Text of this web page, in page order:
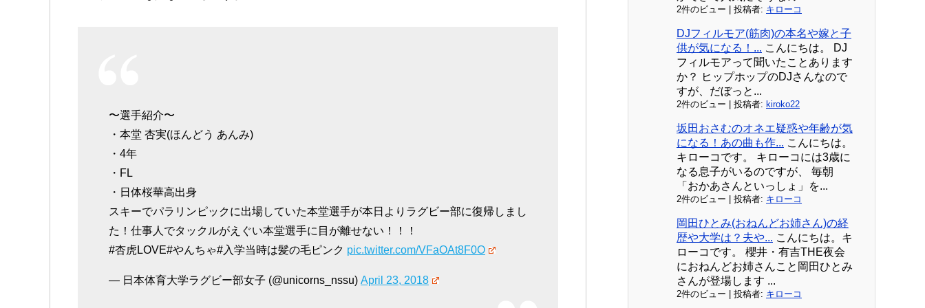
〜選手紹介〜
・本堂 杏実(ほんどう あんみ)
・4年
・FL
・日体桜華高出身
スキーでパラリンピックに出場していた本堂選手が本日よりラグビー部に復帰しまし
た！仕事人でタックルがえぐい本堂選手に目が離せない！！！
#杏虎LOVE#やんちゃ#入学当時は髪の毛ピンク pic.twitter.com/VFaOAt8F0O
— 日本体育大学ラグビー部女子 (@unicorns_nssu) April 23, 2018
2件のビュー 投稿者: キローコ
DJフィルモア(筋肉)の本名や嫁と子
供が気になる！... こんにちは。 DJ
フィルモアって聞いたことあります
か？ ヒップホップのDJさんなので
すが、だぼっと...
2件のビュー 投稿者: kiroko22
坂田おさむのオネエ疑惑や年齢が気
になる！あの曲も作... こんにちは。
キローコです。 キローコには3歳に
なる息子がいるのですが、 毎朝
「おかあさんといっしょ」を...
2件のビュー 投稿者: キローコ
岡田ひとみ(おねんどお姉さん)の経
歴や大学は？夫や... こんにちは。キ
ローコです。 櫻井・有吉THE夜会
におねんどお姉さんこと岡田ひとみ
さんが登場します ...
2件のビュー 投稿者: キローコ